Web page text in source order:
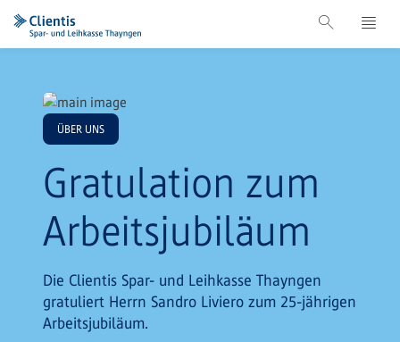
ÜBER UNS
Gratulation zum
Arbeitsjubiläum
Die Clientis Spar- und Leihkasse Thayngen
gratuliert Herrn Sandro Liviero zum 25-jährigen
Arbeitsjubiläum.